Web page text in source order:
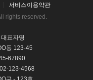
서비스이용약관
rights reserved.
표자명
동 123-45
67890
123-4568